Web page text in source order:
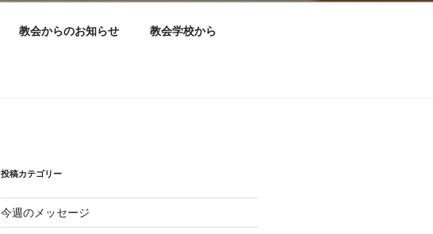
教会からのお知らせ 教会学校から
投稿カテゴリー
今週のメッセージ